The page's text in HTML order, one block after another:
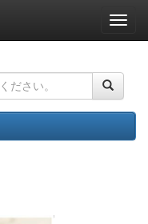
ナ
ビ
ー
ョ
ン